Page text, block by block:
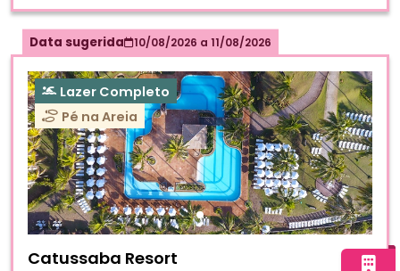
Data sugerida 10/08/2026 a 11/08/2026
Lazer Completo
Pé na Areia
Catussaba Resort